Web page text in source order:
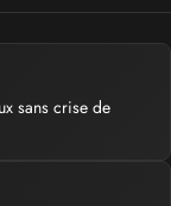
sans crise de